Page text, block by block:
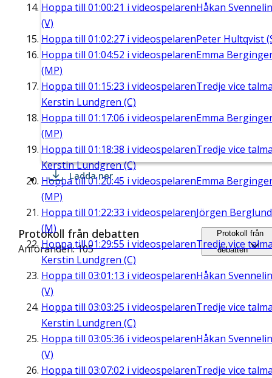
Hoppa till 01:00:21 i videospelarenHåkan
(V)
Hoppa till 01:02:27 i videospelarenPeter Hultqvist
Hoppa till 01:04:52 i videospelarenEmma
(MP)
Hoppa till 01:15:23 i videospelarenTredje vice
Kerstin Lundgren (C)
Hoppa till 01:17:06 i videospelarenEmma
(MP)
Hoppa till 01:18:38 i videospelarenTredje vice
Kerstin Lundgren (C)
Hoppa till01:20:45 i videospelarenEmma
(MP)
Hoppa till 01:22:33 i videospelarenJörgen Berglund
(M)
Hoppa till01:29:55 i videospelarenTredje vice
Kerstin Lundgren (C)
Hoppa till 03:01:13 i videospelarenHåkan
(V)
Hoppa till 03:03:25 i videospelarenTredje vice
Kerstin Lundgren (C)
Hoppa till 03:05:36 i videospelarenHåkan
(V)
Hoppa till 03:07:02 i videospelarenTredje vice
Ladda ner
Protokoll från debatten
Anföranden: 105
Protokoll från
debatten